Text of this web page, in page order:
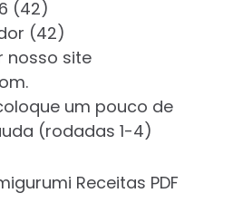
(42)
(42)
nosso site
um pouco de
(rodadas 1-4)